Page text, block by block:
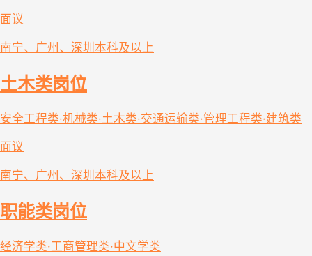
面议
南宁、广州、深圳 本科及以上
土木类岗位
安全工程类·机械类·土木类·交通运输类·管理工程类·建筑类
面议
南宁、广州、深圳 本科及以上
职能类岗位
经济学类·工商管理类·中文学类